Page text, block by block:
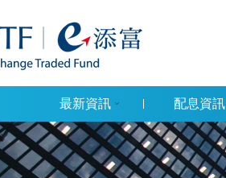
最新資訊 配息資訊